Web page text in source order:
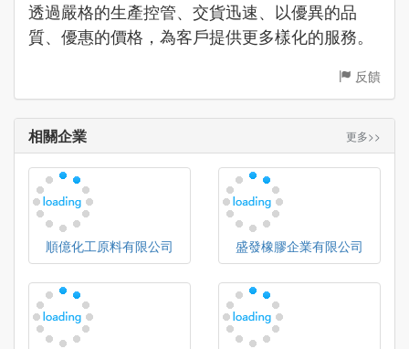
透過嚴格的生產控管、交貨迅速、以優異的品
質、優惠的價格，為客戶提供更多樣化的服務。
反饋
更多>>
相關企業
順億化工原料有限公司 盛發橡膠企業有限公司